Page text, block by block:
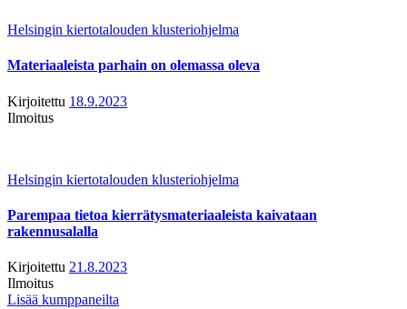
Helsingin kiertotalouden klusteriohjelma
Materiaaleista parhain on olemassa oleva
Kirjoitettu 18.9.2023
Ilmoitus
Helsingin kiertotalouden klusteriohjelma
Parempaa tietoa kierrätysmateriaaleista kaivataan
rakennusalalla
Kirjoitettu 21.8.2023
Ilmoitus
Lisää kumppaneilta